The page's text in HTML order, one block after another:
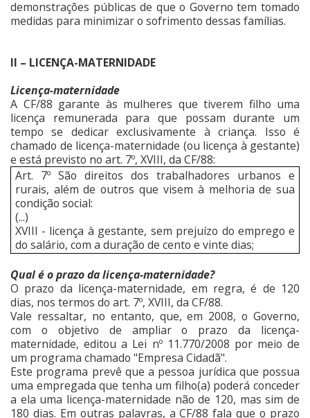
demonstrações públicas de que o Governo tem tomado
medidas para minimizar o sofrimento dessas famílias.
II – LICENÇA-MATERNIDADE
Licença-maternidade
A CF/88 garante às mulheres que tiverem filho uma
licença remunerada para que possam durante um
tempo se dedicar exclusivamente à criança. Isso é
chamado de licença-maternidade (ou licença à gestante)
e está previsto no art. 7º, XVIII, da CF/88:
Art. 7º São direitos dos trabalhadores urbanos e
rurais, além de outros que visem à melhoria de sua
condição social:
(...)
XVIII - licença à gestante, sem prejuízo do emprego e
do salário, com a duração de cento e vinte dias;
Qual é o prazo da licença-maternidade?
O prazo da licença-maternidade, em regra, é de 120
dias, nos termos do art. 7º, XVIII, da CF/88.
Vale ressaltar, no entanto, que, em 2008, o Governo,
com o objetivo de ampliar o prazo da licença-
maternidade, editou a Lei nº 11.770/2008 por meio de
um programa chamado "Empresa Cidadã".
Este programa prevê que a pessoa jurídica que possua
uma empregada que tenha um filho(a) poderá conceder
a ela uma licença-maternidade não de 120, mas sim de
180 dias. Em outras palavras, a CF/88 fala que o prazo